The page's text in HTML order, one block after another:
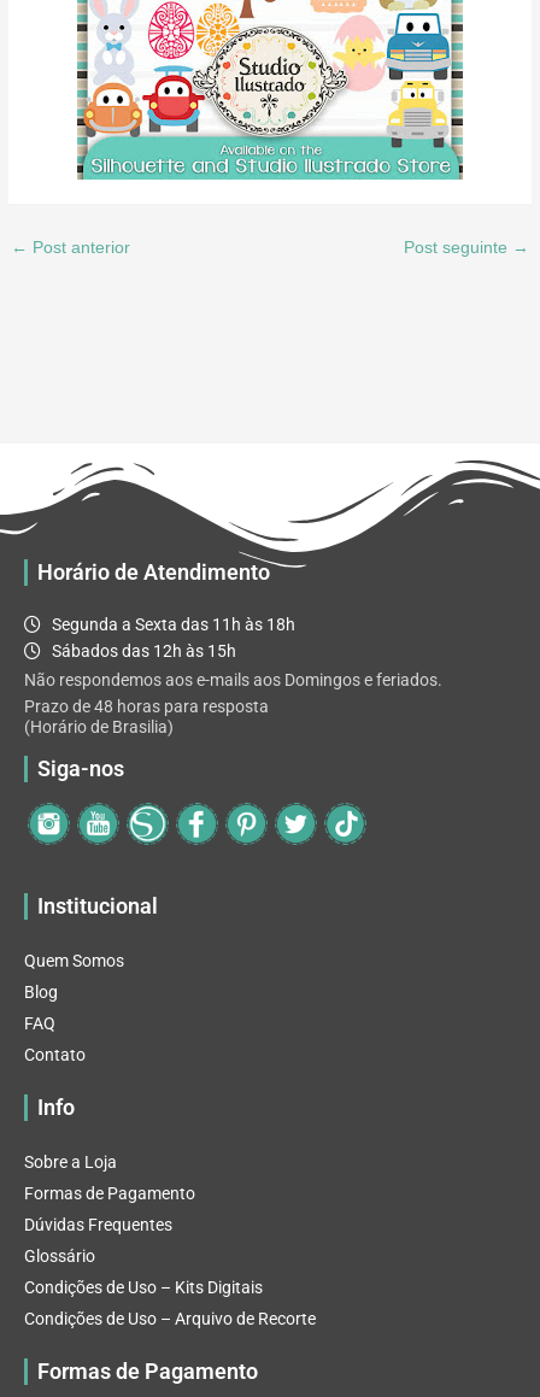
← Post anterior Post seguinte →
Horário de Atendimento
Segunda a Sexta das 11h às 18h
Sábados das 12h às 15h
Não respondemos aos e-mails aos Domingos e feriados.
Prazo de 48 horas para resposta
(Horário de Brasilia)
Siga-nos
Institucional
Quem Somos
Blog
FAQ
Contato
Info
Sobre a Loja
Formas de Pagamento
Dúvidas Frequentes
Glossário
Condições de Uso – Kits Digitais
Condições de Uso – Arquivo de Recorte
Formas de Pagamento